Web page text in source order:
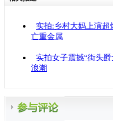
实拍:乡村大妈上演超
亡重金属
实拍女子震撼“街头
浪潮